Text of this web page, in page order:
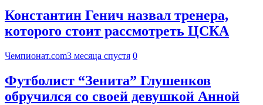
Константин Генич назвал тренера,
которого стоит рассмотреть ЦСКА
Чемпионат.com3 месяца спустя 0
Футболист “Зенита” Глушенков
обручился со своей девушкой Анной